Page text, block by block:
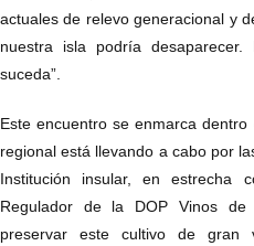
actuales de relevo generacional y
nuestra isla podría
suceda”.
Este encuentro se enmarca
regional está llevando a cabo por
Institución insular, en estrecha
Regulador de la DOP Vinos
preservar este cultivo de gran